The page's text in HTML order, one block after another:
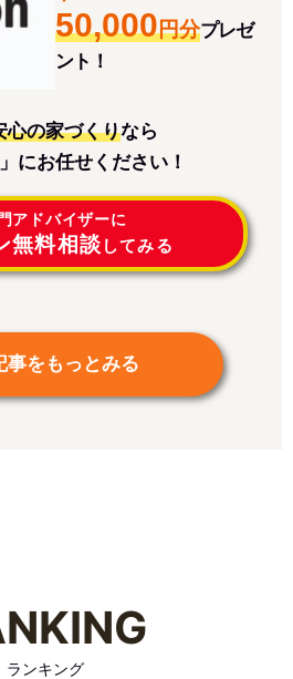
50,000円分プレゼ
ント！
心の家づくりなら
にお任せください！
アドバイザーに
無料相談 してみる
事をもっとみる
ランキング